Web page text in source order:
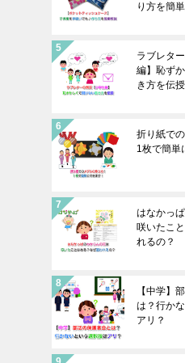
り方を簡
ラブレタ
編】恥ず
き方を伝授
折り紙で
1枚で簡単
はなかっ
咲いたこ
れるの？
【中学】
は？行か
アリ？